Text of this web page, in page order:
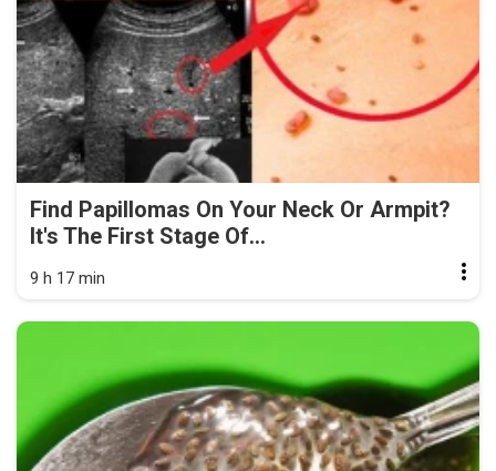
Find Papillomas On Your Neck Or Armpit?
It's The First Stage Of...
9 h 17 min